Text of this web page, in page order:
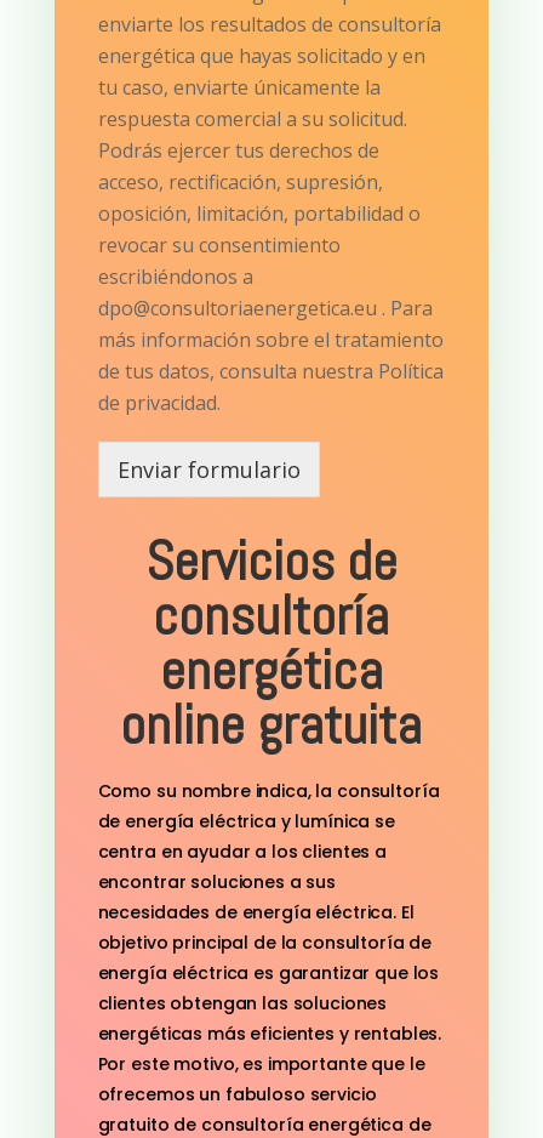
enviarte los resultados de consultoría
energética que hayas solicitado y en
tu caso, enviarte únicamente la
respuesta comercial a su solicitud.
Podrás ejercer tus derechos de
acceso, rectificación, supresión,
oposición, limitación, portabilidad o
revocar su consentimiento
escribiéndonos a
dpo@consultoriaenergetica.eu . Para
más información sobre el tratamiento
de tus datos, consulta nuestra Política
de privacidad.
Enviar formulario
Servicios de
consultoría
energética
online gratuita
Como su nombre indica, la consultoría
de energía eléctrica y lumínica se
centra en ayudar a los clientes a
encontrar soluciones a sus
necesidades de energía eléctrica. El
objetivo principal de la consultoría de
energía eléctrica es garantizar que los
clientes obtengan las soluciones
energéticas más eficientes y rentables.
Por este motivo, es importante que le
ofrecemos un fabuloso servicio
gratuito de consultoría energética de